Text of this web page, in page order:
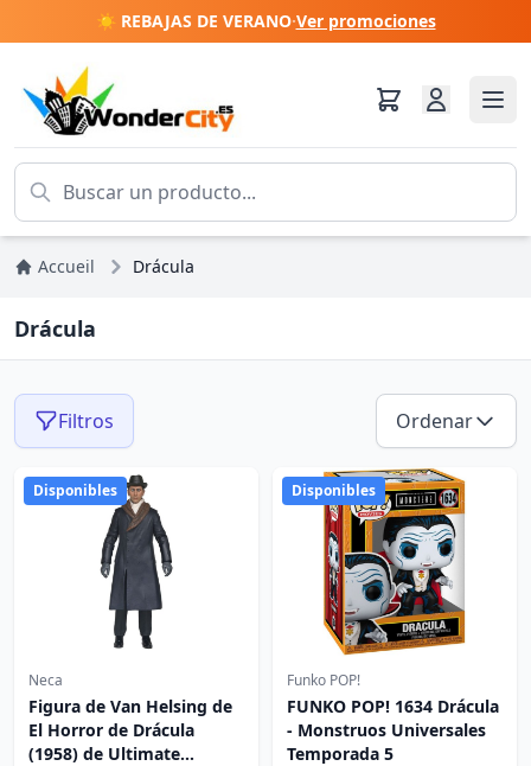
☀️ REBAJAS DE VERANO·Ver promociones
Accueil Drácula
Drácula
Filtros Ordenar
Disponibles
Neca
Figura de Van Helsing de
El Horror de Drácula
(1958) de Ultimate
Disponibles
Funko POP!
FUNKO POP! 1634 Drácula
- Monstruos Universales
Temporada 5